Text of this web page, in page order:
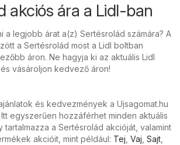
akciós ára a Lidl-ban
a legjobb árat a(z) Sertésrolád számára? A
a Sertésrolád most a Lidl boltban
áron. Ne hagyja ki az aktuális Lidl
vásároljon kedvező áron!
és kedvezmények a Ujsagomat.hu
egyszerűen hozzáférhet minden aktuális
tartalmazza a Sertésrolád akcióját, valamint
akcióit, mint például: Tej Vaj Sajt